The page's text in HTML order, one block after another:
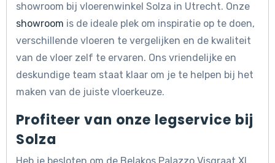
showroom bij vloerenwinkel Solza in Utrecht. Onze
showroom is de ideale plek om inspiratie op te doen,
verschillende vloeren te vergelijken en de kwaliteit
van de vloer zelf te ervaren. Ons vriendelijke en
deskundige team staat klaar om je te helpen bij het
maken van de juiste vloerkeuze.
Profiteer van onze legservice bij
Solza